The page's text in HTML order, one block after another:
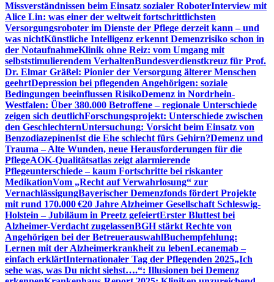
Missverständnissen beim Einsatz sozialer RoboterInterview mit
Alice Lin: was einer der weltweit fortschrittlichsten
Versorgungsroboter im Dienste der Pflege derzeit kann – und
was nichtKünstliche Intelligenz erkennt Demenzrisiko schon in
der NotaufnahmeKlinik ohne Reiz: vom Umgang mit
selbststimulierendem VerhaltenBundesverdienstkreuz für Prof.
Dr. Elmar Gräßel: Pionier der Versorgung älterer Menschen
geehrtDepression bei pflegenden Angehörigen: soziale
Bedingungen beeinflussen RisikoDemenz in Nordrhein-
Westfalen: Über 380.000 Betroffene – regionale Unterschiede
zeigen sich deutlichForschungsprojekt: Unterschiede zwischen
den GeschlechternUntersuchung: Vorsicht beim Einsatz von
BenzodiazepinenIst die Ehe schlecht fürs Gehirn?Demenz und
Trauma – Alte Wunden, neue Herausforderungen für die
PflegeAOK-Qualitätsatlas zeigt alarmierende
Pflegeunterschiede – kaum Fortschritte bei riskanter
MedikationVom „Recht auf Verwahrlosung“ zur
VernachlässigungBayerischer Demenzfonds fördert Projekte
mit rund 170.000 €20 Jahre Alzheimer Gesellschaft Schleswig-
Holstein – Jubiläum in Preetz gefeiertErster Bluttest bei
Alzheimer-Verdacht zugelassenBGH stärkt Rechte von
Angehörigen bei der BetreuerauswahlBuchempfehlung:
Lernen mit der Alzheimerkrankheit zu lebenLecanemab –
einfach erklärtInternationaler Tag der Pflegenden 2025„Ich
sehe was, was Du nicht siehst….“: Illusionen bei Demenz